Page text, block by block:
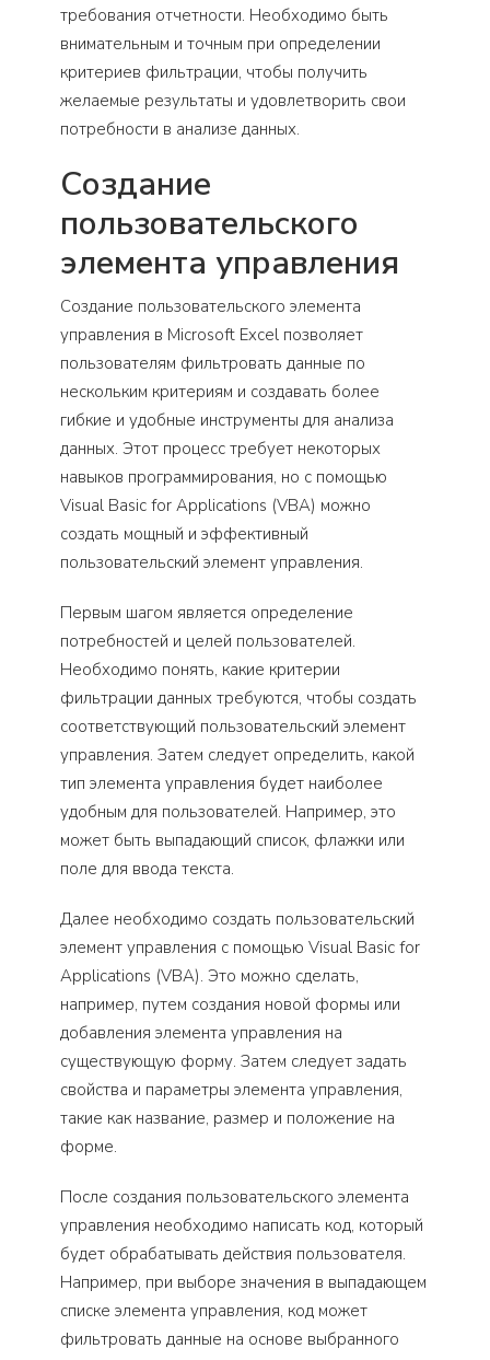
требования отчетности. Необходимо быть
внимательным и точным при определении
критериев фильтрации, чтобы получить
желаемые результаты и удовлетворить свои
потребности в анализе данных.
Создание
пользовательского
элемента управления
Создание пользовательского элемента
управления в Microsoft Excel позволяет
пользователям фильтровать данные по
нескольким критериям и создавать более
гибкие и удобные инструменты для анализа
данных. Этот процесс требует некоторых
навыков программирования, но с помощью
Visual Basic for Applications (VBA) можно
создать мощный и эффективный
пользовательский элемент управления.
Первым шагом является определение
потребностей и целей пользователей.
Необходимо понять, какие критерии
фильтрации данных требуются, чтобы создать
соответствующий пользовательский элемент
управления. Затем следует определить, какой
тип элемента управления будет наиболее
удобным для пользователей. Например, это
может быть выпадающий список, флажки или
поле для ввода текста.
Далее необходимо создать пользовательский
элемент управления с помощью Visual Basic for
Applications (VBA). Это можно сделать,
например, путем создания новой формы или
добавления элемента управления на
существующую форму. Затем следует задать
свойства и параметры элемента управления,
такие как название, размер и положение на
форме.
После создания пользовательского элемента
управления необходимо написать код, который
будет обрабатывать действия пользователя.
Например, при выборе значения в выпадающем
списке элемента управления, код может
фильтровать данные на основе выбранного